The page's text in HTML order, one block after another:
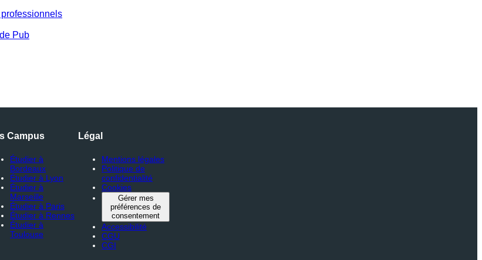
Pub
Campus
Étudier à
Bordeaux
Étudier à Lyon
Étudier à
Marseille
Étudier à Paris
Étudier à Rennes
Étudier à
Toulouse
Légal
Mentions légales
Politique de
confidentialité
Cookies
Gérer mes
préférences de
consentement
Accessibilité
CGU
CGI